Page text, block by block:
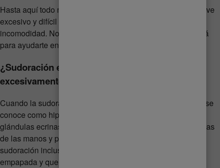
Hasta aquí todo normal, pero en ocasiones el sudor se vuelve
excesivo y difícil de controlar, lo que puede ocasionar
incomodidad. No te preocupes que Lady Speed Stick estará
para ayudarte en este tipo de situaciones.
¿Sudoración excesiva? Identifica si sudas
excesivamente
Cuando la sudoración es excesiva estamos frente a lo que se
conoce como hiperhidrosis: una sobreactividad de las
glándulas ecrinas, generalmente localizada en axilas, palmas
de las manos y plantas de los pies. La intensidad de esta
sudoración incluso puede provocar que tu ropa quede
empapada y que el sudor corra por tus manos.